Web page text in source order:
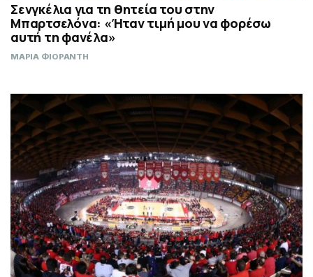
Σενγκέλια για τη θητεία του στην
Μπαρτσελόνα: «Ήταν τιμή μου να φορέσω
αυτή τη φανέλα»
ΜΑΡΙΑ ΦΙΟΡΑΝΤΗ